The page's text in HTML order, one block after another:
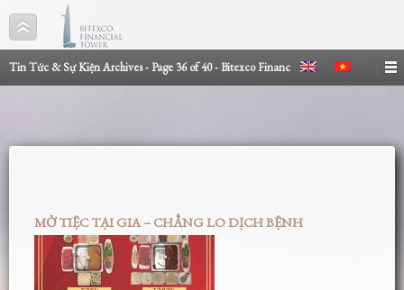
Tin Tức & Sự Kiện Archives - Page 36 of 40 - Bitexco Financ
MỞ TIỆC TẠI GIA – CHẲNG LO DỊCH BỆNH